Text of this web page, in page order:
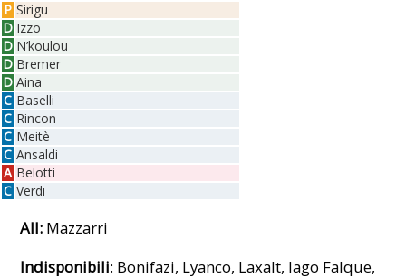
P Sirigu
D Izzo
D N’koulou
D Bremer
D Aina
C Baselli
C Rincon
C Meitè
C Ansaldi
A Belotti
C Verdi
All: Mazzarri
Indisponibili: Bonifazi, Lyanco, Laxalt, Iago Falque,